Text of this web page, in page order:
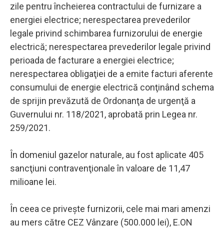
zile pentru încheierea contractului de furnizare a
energiei electrice; nerespectarea prevederilor
legale privind schimbarea furnizorului de energie
electrică; nerespectarea prevederilor legale privind
perioada de facturare a energiei electrice;
nerespectarea obligaţiei de a emite facturi aferente
consumului de energie electrică conţinând schema
de sprijin prevăzută de Ordonanţa de urgenţă a
Guvernului nr. 118/2021, aprobată prin Legea nr.
259/2021.
În domeniul gazelor naturale, au fost aplicate 405
sancţiuni contravenţionale în valoare de 11,47
milioane lei.
În ceea ce priveşte furnizorii, cele mai mari amenzi
au mers către CEZ Vânzare (500.000 lei), E.ON